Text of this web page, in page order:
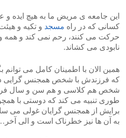
این جامعه ی مریض ما به هیچ ایده و
کسانی که در راه مسجد و تکیه و
حرکت می کنند، رحم نمی کند و همه
نابودی می کشاند.
همین الان با اطمینان کامل می
که فرزندش با شخص همجنس گرایی
شخص هم کلاسی و هم سن و سال
طوری تنبیه می کند که دوستی با
برایش از همجنس گرایان غولی می
به آن ها نیز خطرناک است و الی